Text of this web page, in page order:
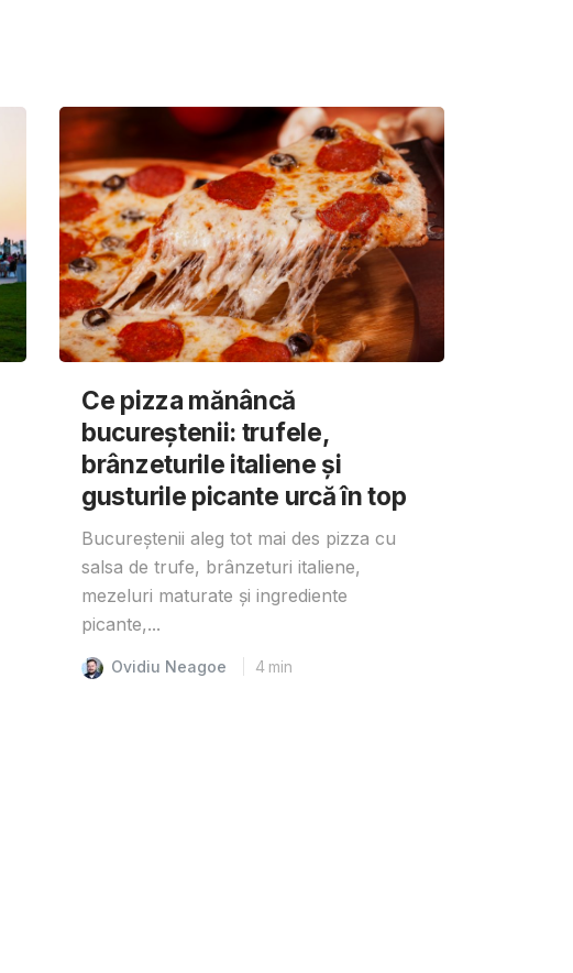
Ce pizza mănâncă
bucureștenii: trufele,
brânzeturile italiene și
gusturile picante urcă în top
Bucureștenii aleg tot mai des pizza cu
salsa de trufe, brânzeturi italiene,
mezeluri maturate și ingrediente
picante,...
Ovidiu Neagoe 4 min